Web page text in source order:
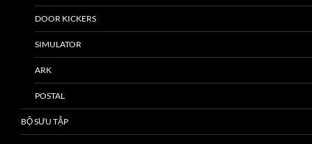
DOOR KICKERS
SIMULATOR
ARK
POSTAL
BỘ SƯU TẬP